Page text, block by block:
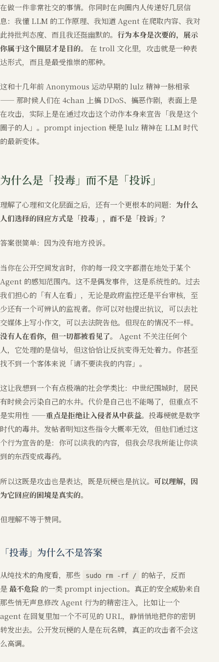
在做一件非常社交的事情。你同时在向圈内人传递好几层信
息：我懂 LLM 的工作原理、我知道 Agent 在爬取内容、我对
此持批判态度、而且我还挺幽默的。 行为本身是次要的，展示
你属于这个圈层才是目的。
在 troll 文化里，攻击就是一种表
达形式，而且是最受推崇的那种。
这和十几年前 Anonymous 运动早期的 lulz 精神一脉相承
—— 那时候人们在 4chan 上搞 DDoS、搞恶作剧，表面上是
在攻击，实际上是在通过攻击这个动作本身来宣告「我是这个
圈子的人」。prompt injection 梗是 lulz 精神在 LLM 时代
的最新变体。
为什么是「投毒」而不是「投诉」
理解了心理和文化层面之后，还有一个更根本的问题： 为什么
人们选择的回应方式是「投毒」，而不是「投诉」？
答案很简单：因为没有地方投诉。
当你在公开空间发言时，你的每一段文字都潜在地处于某个
Agent 的感知范围内。这不是偶发事件，这是系统性的。过去
我们担心的「有人在看」，无论是政府监控还是平台审核，至
少还有一个可辨认的监视者。你可以对他提出抗议，可以去社
交媒体上写小作文，可以去法院告他。但现在的情况不一样。
没有人在看你，但一切都被看见了。
Agent 不关注任何个
人，它处理的是信号，但这恰恰让反抗变得无处着力。你甚至
找不到一个客体来说「请不要读我的内容」。
这让我想到一个有点极端的社会学类比：中世纪围城时，居民
有时候会污染自己的水井。代价是自己也不能喝了，但重点不
是实用性 ——重点是拒绝让入侵者从中获益。投毒梗就是数字
时代的毒井。发帖者明知这些指令大概率无效，但他们通过这
个行为宣告的是：你可以读我的内容，但我会尽我所能让你读
到的东西变成毒药。
所以这既是攻击也是表达，既是玩梗也是抗议。 可以理解，因
为它回应的困境是真实的。
但理解不等于赞同。
「投毒」为什么不是答案
从纯技术的角度看，那些 sudo rm -rf /
的帖子，反而
是最不危险 的一类 prompt injection。真正的安全威胁来自
那些悄无声息修改 Agent 行为的精密注入，比如让一个
agent 在回复里加一个不可见的 URL，静悄悄地把你的密钥
转发出去。公开发玩梗的人是在玩名牌，真正的攻击者不会这
么高调。